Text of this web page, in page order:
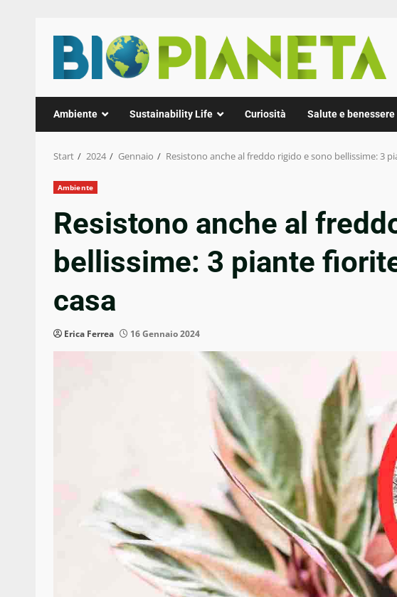
Inhalt
springen
Ambiente Sustainability Life Curiosità Salute e benessere
Start 2024 Gennaio Resistono anche al freddo rigido e sono bellissime: 3
Ambiente
Resistono anche al
bellissime: 3 piante
casa
Erica Ferrea 16 Gennaio 2024